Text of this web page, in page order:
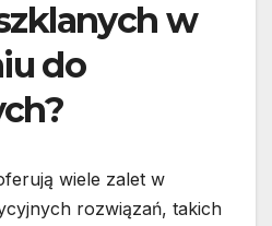
w
do
wiele zalet w
rozwiązań, takich